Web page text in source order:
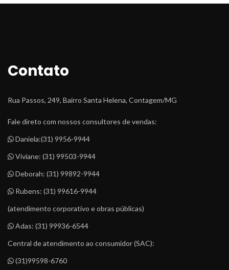
Contato
Rua Passos, 249, Bairro Santa Helena, Contagem/MG
Fale direto com nossos consultores de vendas:
Daniela:(31) 9956-9944
Viviane: (31) 99503-9944
Deborah: (31) 99892-9944
Rubens: (31) 99616-9944
(atendimento corporativo e obras públicas)
Adas: (31) 99936-6544
Central de atendimento ao consumidor (SAC):
(31)99598-6760